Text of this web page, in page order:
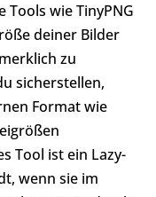
wie TinyPNG
deiner Bilder
zu
sicherstellen,
Format wie
Tool ist ein Lazy-
wenn sie im